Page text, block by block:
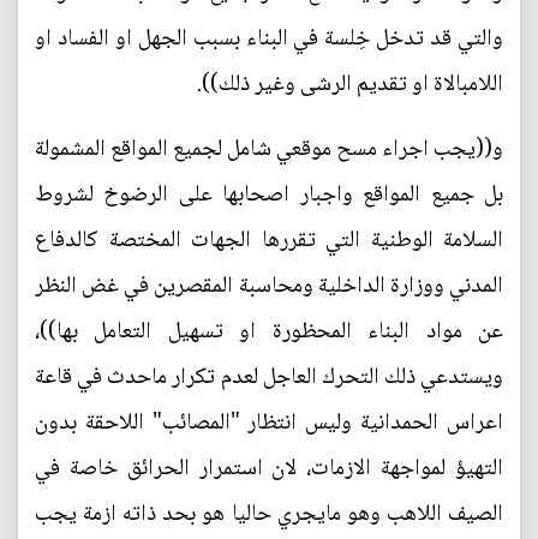
والتي قد تدخل خِلسة في البناء بسبب الجهل او الفساد او
اللامبالاة او تقديم الرشى وغير ذلك)).
و((يجب اجراء مسح موقعي شامل لجميع المواقع المشمولة
بل جميع المواقع واجبار اصحابها على الرضوخ لشروط
السلامة الوطنية التي تقررها الجهات المختصة كالدفاع
المدني ووزارة الداخلية ومحاسبة المقصرين في غض النظر
عن مواد البناء المحظورة او تسهيل التعامل بها))،
ويستدعي ذلك التحرك العاجل لعدم تكرار ماحدث في قاعة
اعراس الحمدانية وليس انتظار "المصائب" اللاحقة بدون
التهيؤ لمواجهة الازمات، لان استمرار الحرائق خاصة في
الصيف اللاهب وهو مايجري حاليا هو بحد ذاته ازمة يجب